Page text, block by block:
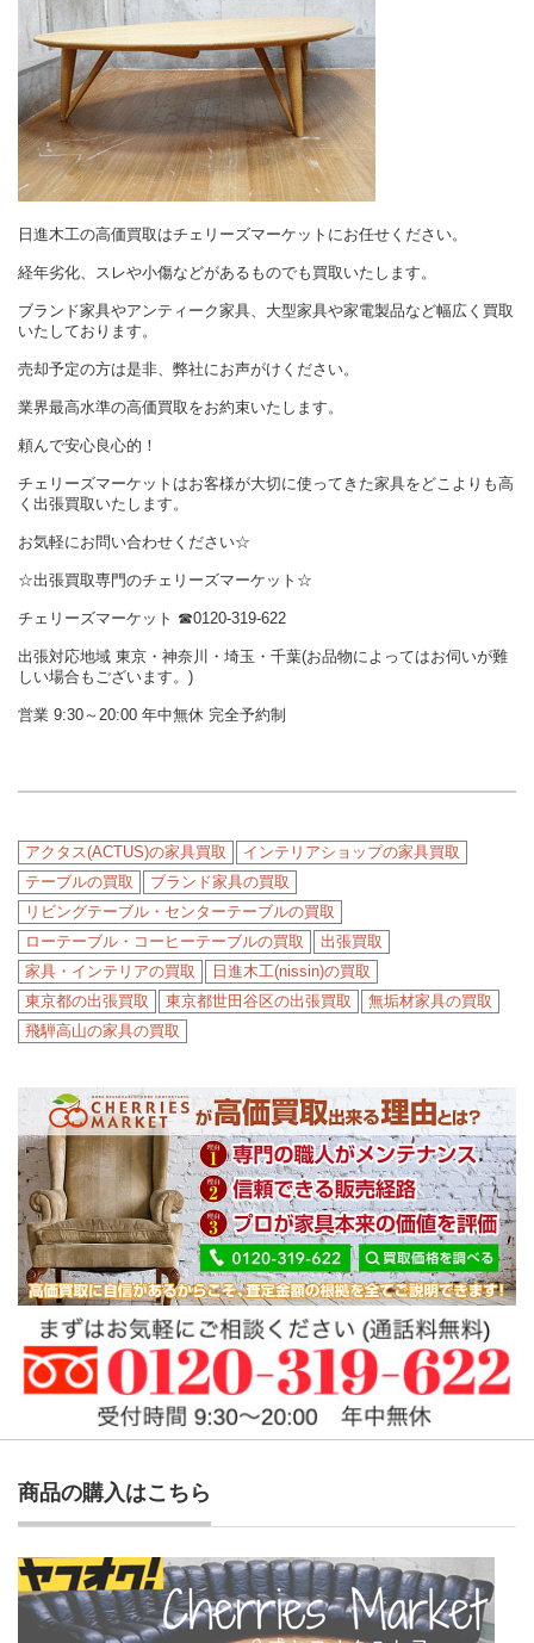
日進木工の高価買取はチェリーズマーケットにお任せください。
経年劣化、スレや小傷などがあるものでも買取いたします。
ブランド家具やアンティーク家具、大型家具や家電製品など幅広く買取
いたしております。
売却予定の方は是非、弊社にお声がけください。
業界最高水準の高価買取をお約束いたします。
頼んで安心良心的！
チェリーズマーケットはお客様が大切に使ってきた家具をどこよりも高
く出張買取いたします。
お気軽にお問い合わせください☆
☆出張買取専門のチェリーズマーケット☆
チェリーズマーケット ☎︎0120-319-622
出張対応地域 東京・神奈川・埼玉・千葉(お品物によってはお伺いが難
しい場合もございます。)
営業 9:30～20:00 年中無休 完全予約制
アクタス(ACTUS)の家具買取
インテリアショップの家具買取
テーブルの買取
ブランド家具の買取
リビングテーブル・センターテーブルの買取
ローテーブル・コーヒーテーブルの買取
出張買取
家具・インテリアの買取
日進木工(nissin)の買取
東京都の出張買取
東京都世田谷区の出張買取
無垢材家具の買取
飛騨高山の家具の買取
商品の購入はこちら